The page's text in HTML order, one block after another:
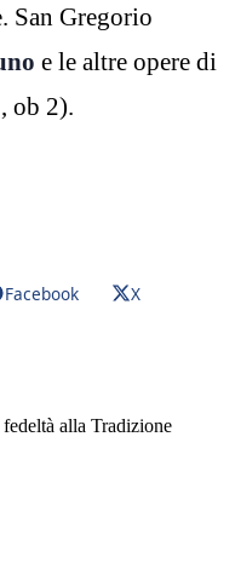
San Gregorio
e le altre opere di
ob 2).
Facebook
X
alla Tradizione